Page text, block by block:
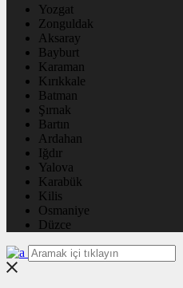
Yozgat
Zonguldak
Aksaray
Bayburt
Karaman
Kırıkkale
Batman
Şırnak
Bartın
Ardahan
Iğdır
Yalova
Karabük
Kilis
Osmaniye
Düzce